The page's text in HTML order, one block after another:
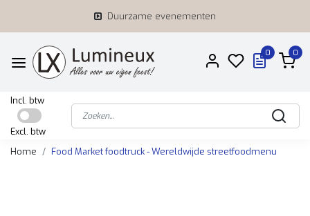
Duurzame evenementen
0 0
Incl. btw
Excl. btw
Home
Food Market foodtruck - Wereldwijde streetfoodmenu